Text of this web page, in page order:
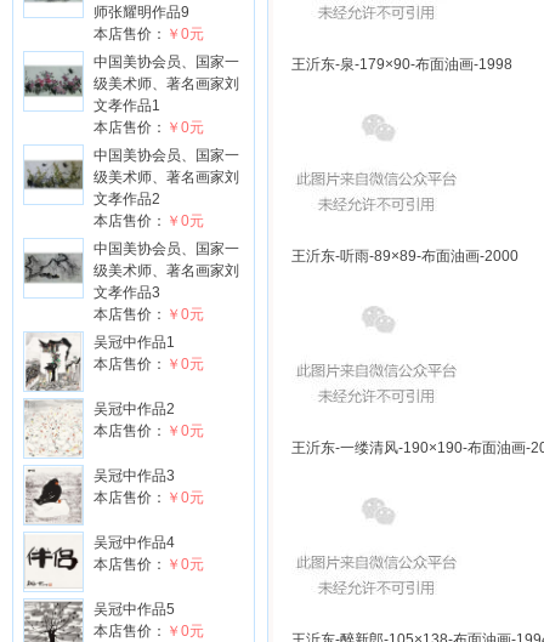
师张耀明作品9
本店售价： ￥0元
中国美协会员、国家一
级美术师、著名画家刘
文孝作品1
本店售价： ￥0元
中国美协会员、国家一
级美术师、著名画家刘
文孝作品2
本店售价： ￥0元
中国美协会员、国家一
级美术师、著名画家刘
文孝作品3
本店售价： ￥0元
吴冠中作品1
本店售价： ￥0元
吴冠中作品2
本店售价： ￥0元
吴冠中作品3
本店售价： ￥0元
吴冠中作品4
本店售价： ￥0元
吴冠中作品5
本店售价： ￥0元
王沂东-泉-179×90-布面油画-1998
王沂东-听雨-89×89-布面油画-2000
王沂东-一缕清风-190×190-布面油画-